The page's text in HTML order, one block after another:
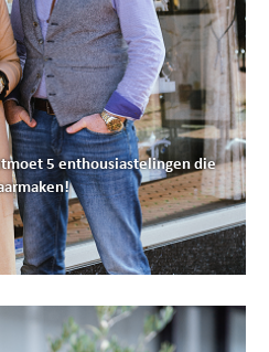
5 enthousiastelingen die